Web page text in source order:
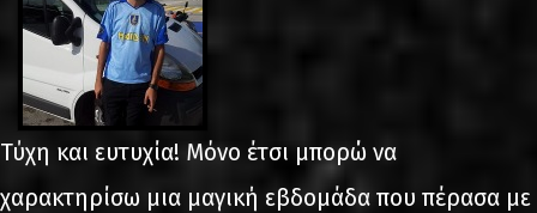
Τύχη και ευτυχία! Μόνο έτσι μπορώ να
χαρακτηρίσω μια μαγική εβδομάδα που πέρασα με